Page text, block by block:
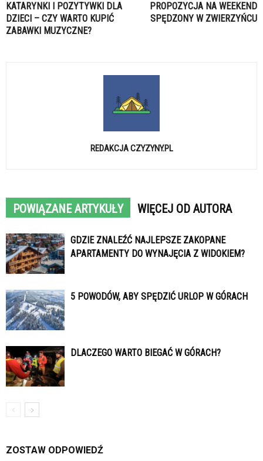
KATARYNKI I POZYTYWKI DLA
DZIECI – CZY WARTO KUPIĆ
ZABAWKI MUZYCZNE?
PROPOZYCJA NA WEEKEND
SPĘDZONY W ZWIERZYŃCU
REDAKCJA CZYZYNY.PL
POWIĄZANE ARTYKUŁY WIĘCEJ OD AUTORA
GDZIE ZNALEŹĆ NAJLEPSZE ZAKOPANE
APARTAMENTY DO WYNAJĘCIA Z WIDOKIEM?
5 POWODÓW, ABY SPĘDZIĆ URLOP W GÓRACH
DLACZEGO WARTO BIEGAĆ W GÓRACH?
ZOSTAW ODPOWIEDŹ